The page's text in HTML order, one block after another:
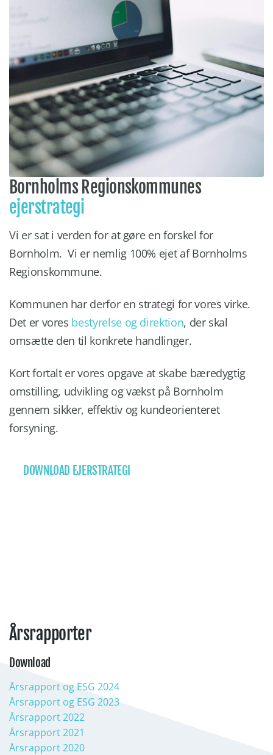
Bornholms Regionskommunes
ejerstrategi
Vi er sat i verden for at gøre en forskel for
Bornholm. Vi er nemlig 100% ejet af Bornholms
Regionskommune.
Kommunen har derfor en strategi for vores virke.
Det er vores bestyrelse og direktion, der skal
omsætte den til konkrete handlinger.
Kort fortalt er vores opgave at skabe bæredygtig
omstilling, udvikling og vækst på Bornholm
gennem sikker, effektiv og kundeorienteret
forsyning.
DOWNLOAD EJERSTRATEGI
Årsrapporter
Download
Årsrapport og ESG 2024
Årsrapport og ESG 2023
Årsrapport 2022
Årsrapport 2021
Årsrapport 2020